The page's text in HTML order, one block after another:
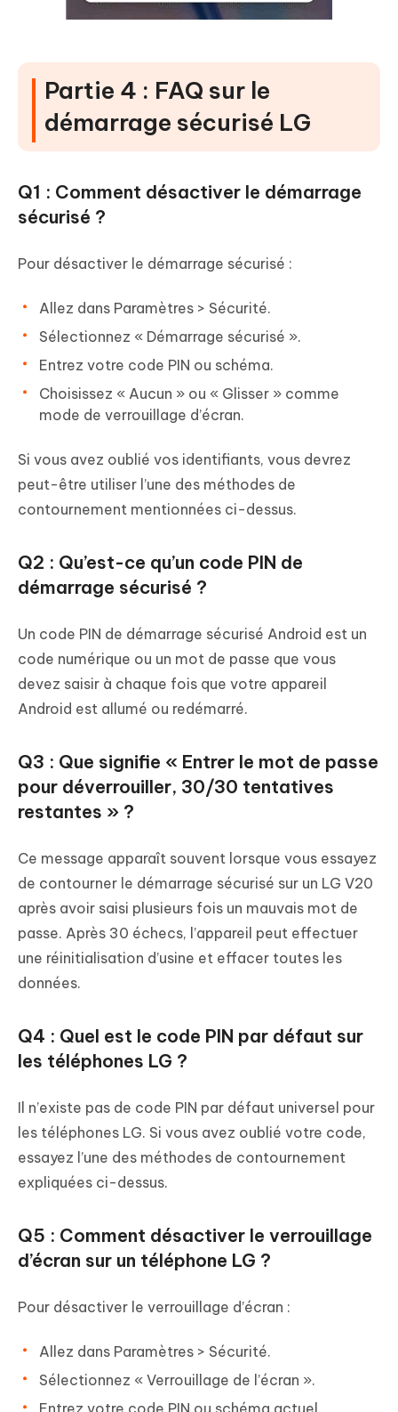
Partie 4 : FAQ sur le
démarrage sécurisé LG
Q1 : Comment désactiver le démarrage
sécurisé ?
Pour désactiver le démarrage sécurisé :
Allez dans Paramètres > Sécurité.
Sélectionnez « Démarrage sécurisé ».
Entrez votre code PIN ou schéma.
Choisissez « Aucun » ou « Glisser » comme
mode de verrouillage d’écran.
Si vous avez oublié vos identifiants, vous devrez
peut-être utiliser l’une des méthodes de
contournement mentionnées ci-dessus.
Q2 : Qu’est-ce qu’un code PIN de
démarrage sécurisé ?
Un code PIN de démarrage sécurisé Android est un
code numérique ou un mot de passe que vous
devez saisir à chaque fois que votre appareil
Android est allumé ou redémarré.
Q3 : Que signifie « Entrer le mot de passe
pour déverrouiller, 30/30 tentatives
restantes » ?
Ce message apparaît souvent lorsque vous essayez
de contourner le démarrage sécurisé sur un LG V20
après avoir saisi plusieurs fois un mauvais mot de
passe. Après 30 échecs, l’appareil peut effectuer
une réinitialisation d’usine et effacer toutes les
données.
Q4 : Quel est le code PIN par défaut sur
les téléphones LG ?
Il n’existe pas de code PIN par défaut universel pour
les téléphones LG. Si vous avez oublié votre code,
essayez l’une des méthodes de contournement
expliquées ci-dessus.
Q5 : Comment désactiver le verrouillage
d’écran sur un téléphone LG ?
Pour désactiver le verrouillage d’écran :
Allez dans Paramètres > Sécurité.
Sélectionnez « Verrouillage de l’écran ».